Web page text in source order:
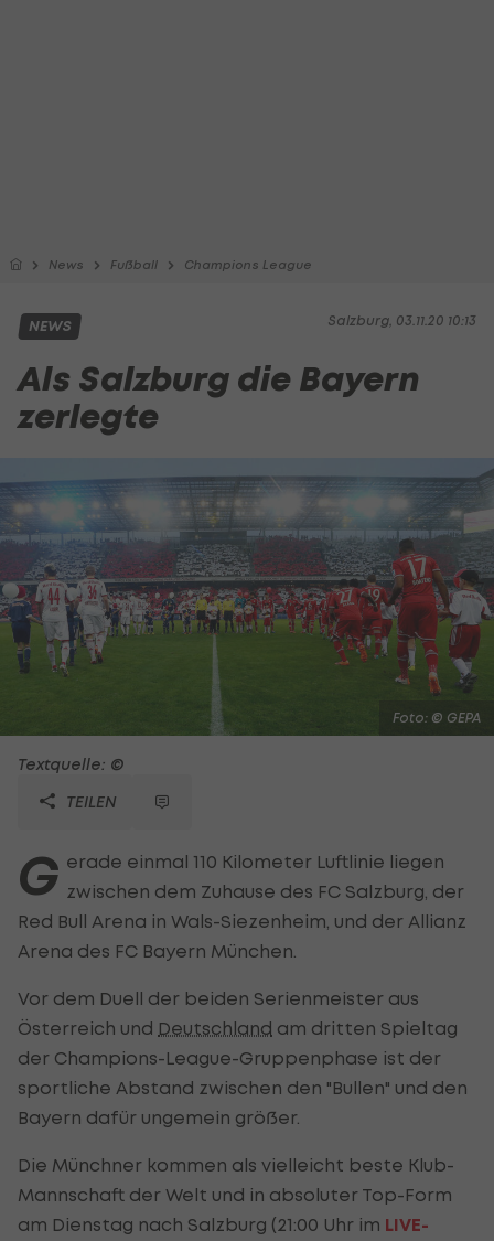
News Fußball Champions League
Salzburg, 03.11.20 10:13
NEWS
Als Salzburg die Bayern
zerlegte
Foto: © GEPA
Textquelle: ©
TEILEN
G erade einmal 110 Kilometer Luftlinie liegen
zwischen dem Zuhause des FC Salzburg, der
Red Bull Arena in Wals-Siezenheim, und der Allianz
Arena des FC Bayern München.
Vor dem Duell der beiden Serienmeister aus
Österreich und Deutschland am dritten Spieltag
der Champions-League-Gruppenphase ist der
sportliche Abstand zwischen den "Bullen" und den
Bayern dafür ungemein größer.
Die Münchner kommen als vielleicht beste Klub-
Mannschaft der Welt und in absoluter Top-Form
am Dienstag nach Salzburg (21:00 Uhr im LIVE-